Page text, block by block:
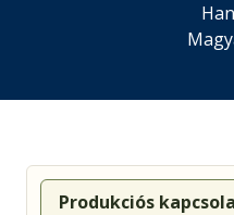
Produkciós